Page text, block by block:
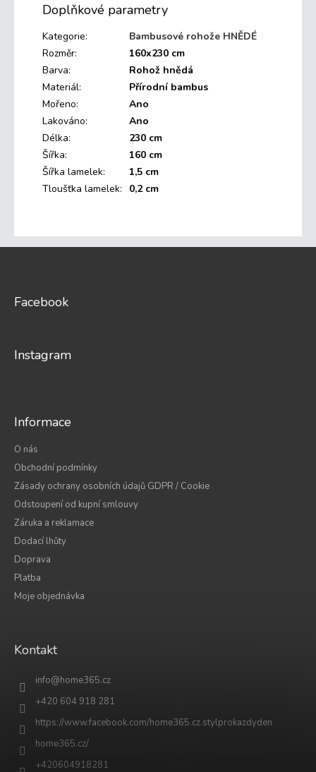
Doplňkové parametry
Kategorie:
Bambusové rohože HNĚDÉ
Rozměr:
160x230 cm
Barva:
Rohož hnědá
Materiál:
Přírodní bambus
Mořeno:
Ano
Lakováno:
Ano
Délka:
230 cm
Šířka:
160 cm
Šířka lamelek:
1,5 cm
Tloušťka lamelek: 0,2 cm
Z
Facebook
Instagram
Informace
O nás
Obchodní podmínky
Zásady ochrany osobních údajů GDPR / Cookie
Odstoupení od kupní smlouvy
Záruka a reklamace
Dodací lhůty
Doprava
Platba
Moje objednávka
Kontakt
info@home365.cz
+420 604 918 281
https://www.facebook.com/home365.cz.stylprokazdyden
home365.cz/
+420604918281